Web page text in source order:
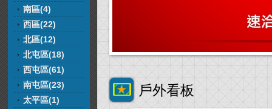
南區(4)
西區(22)
北區(12)
北屯區(18)
西屯區(61)
南屯區(23)
太平區(1)
戶外看板